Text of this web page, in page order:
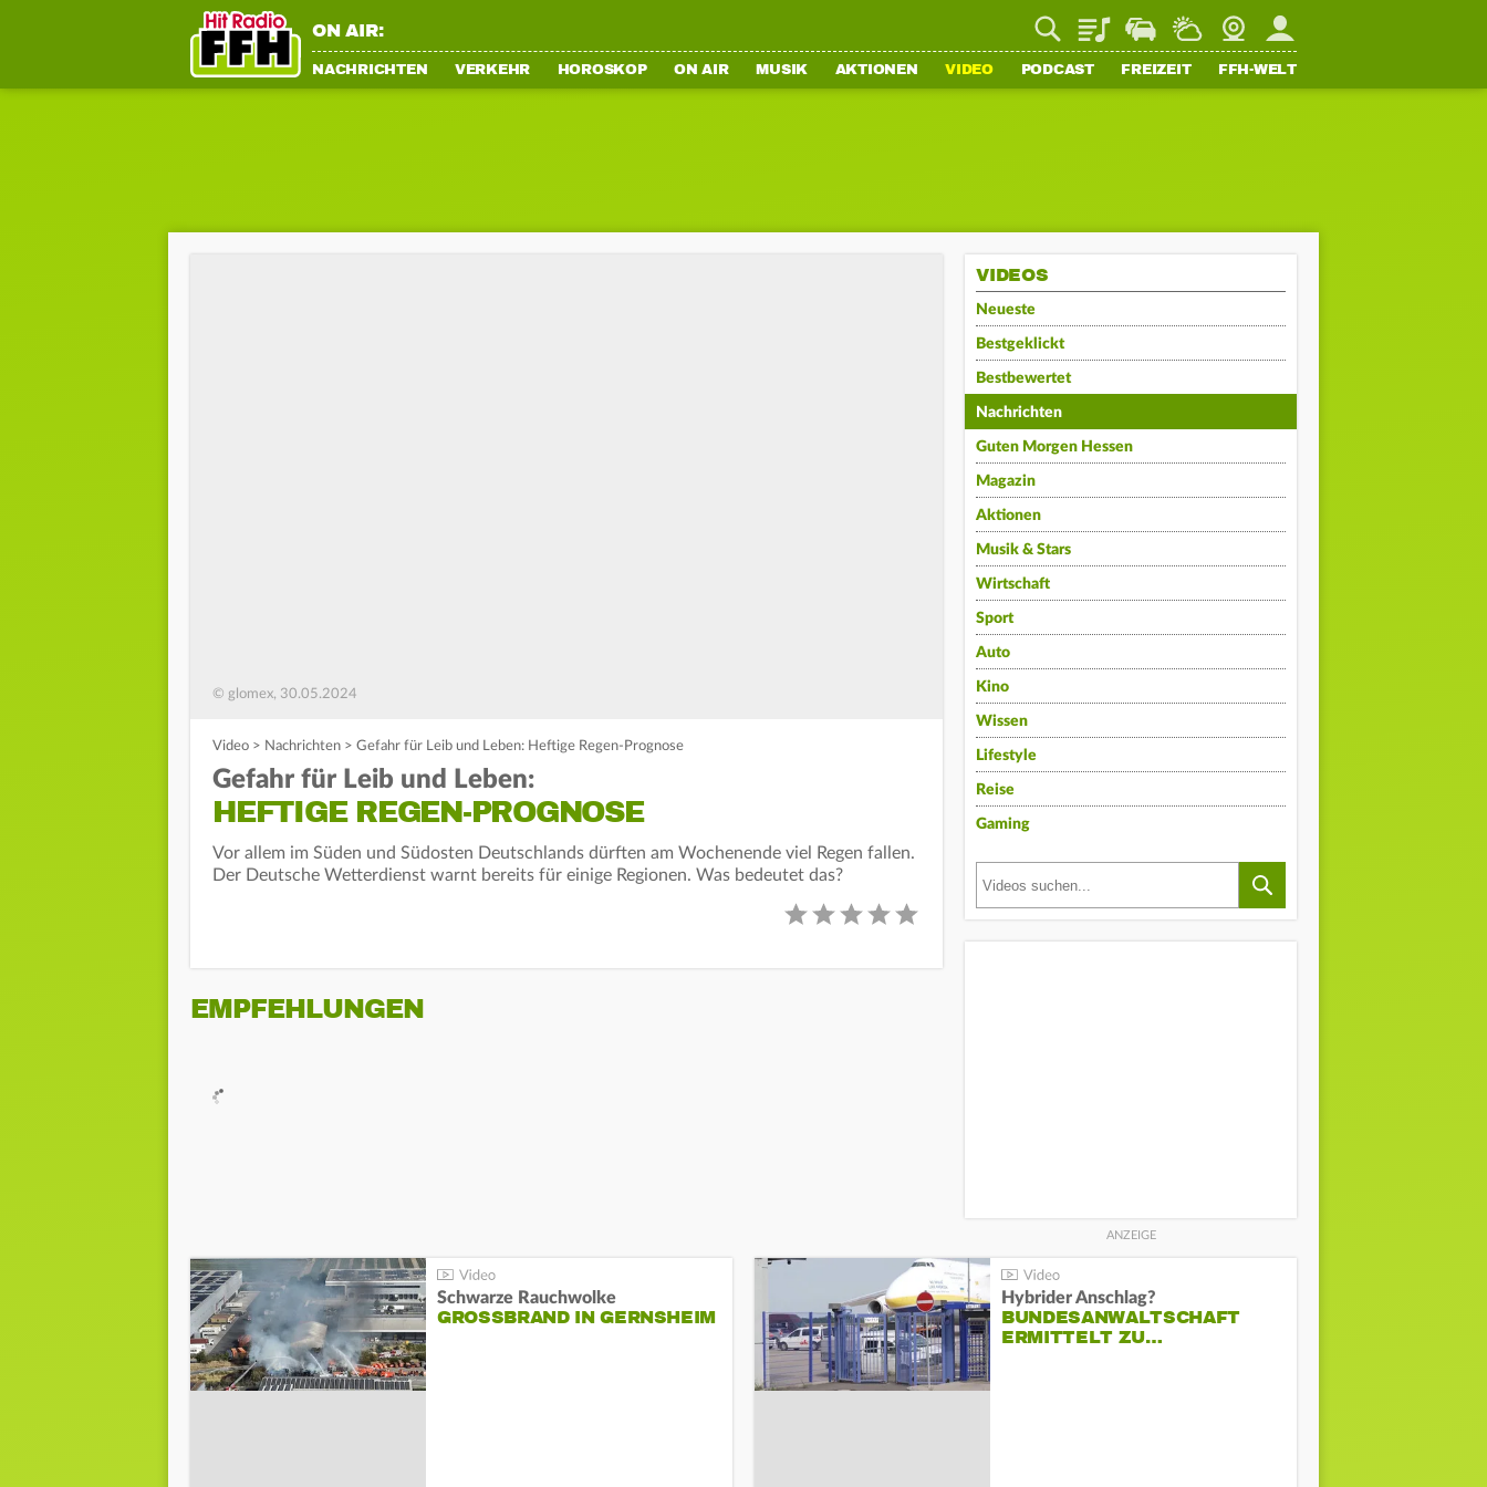
ON AIR: PlaylistStaupilotWetterWebcamMein FFH
NACHRICHTEN VERKEHR HOROSKOP ON AIR MUSIK AKTIONEN VIDEO PODCAST FREIZEIT FFH-WELT
© glomex, 30.05.2024
Video > Nachrichten > Gefahr für Leib und Leben: Heftige Regen-Prognose
Gefahr für Leib und Leben:
HEFTIGE REGEN-PROGNOSE
Vor allem im Süden und Südosten Deutschlands dürften am Wochenende viel Regen fallen.
Der Deutsche Wetterdienst warnt bereits für einige Regionen. Was bedeutet das?
EMPFEHLUNGEN
VIDEOS
Neueste
Bestgeklickt
Bestbewertet
Nachrichten
Guten Morgen Hessen
Magazin
Aktionen
Musik & Stars
Wirtschaft
Sport
Auto
Kino
Wissen
Lifestyle
Reise
Gaming
Schwarze Rauchwolke
GROSSBRAND IN GERNSHEIM
Hybrider Anschlag?
BUNDESANWALTSCHAFT
ERMITTELT ZU…